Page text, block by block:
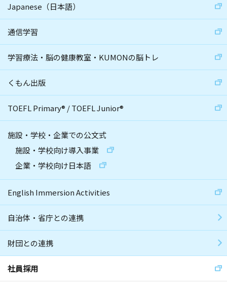
Japanese（日本語）
通信学習
学習療法・脳の健康教室・KUMONの脳トレ
くもん出版
TOEFL Primary® /TOEFL Junior®
施設・学校・企業での公文式
施設・学校向け導入事業
企業・学校向け日本語
English Immersion Activities
自治体・省庁との連携
財団との連携
社員採用